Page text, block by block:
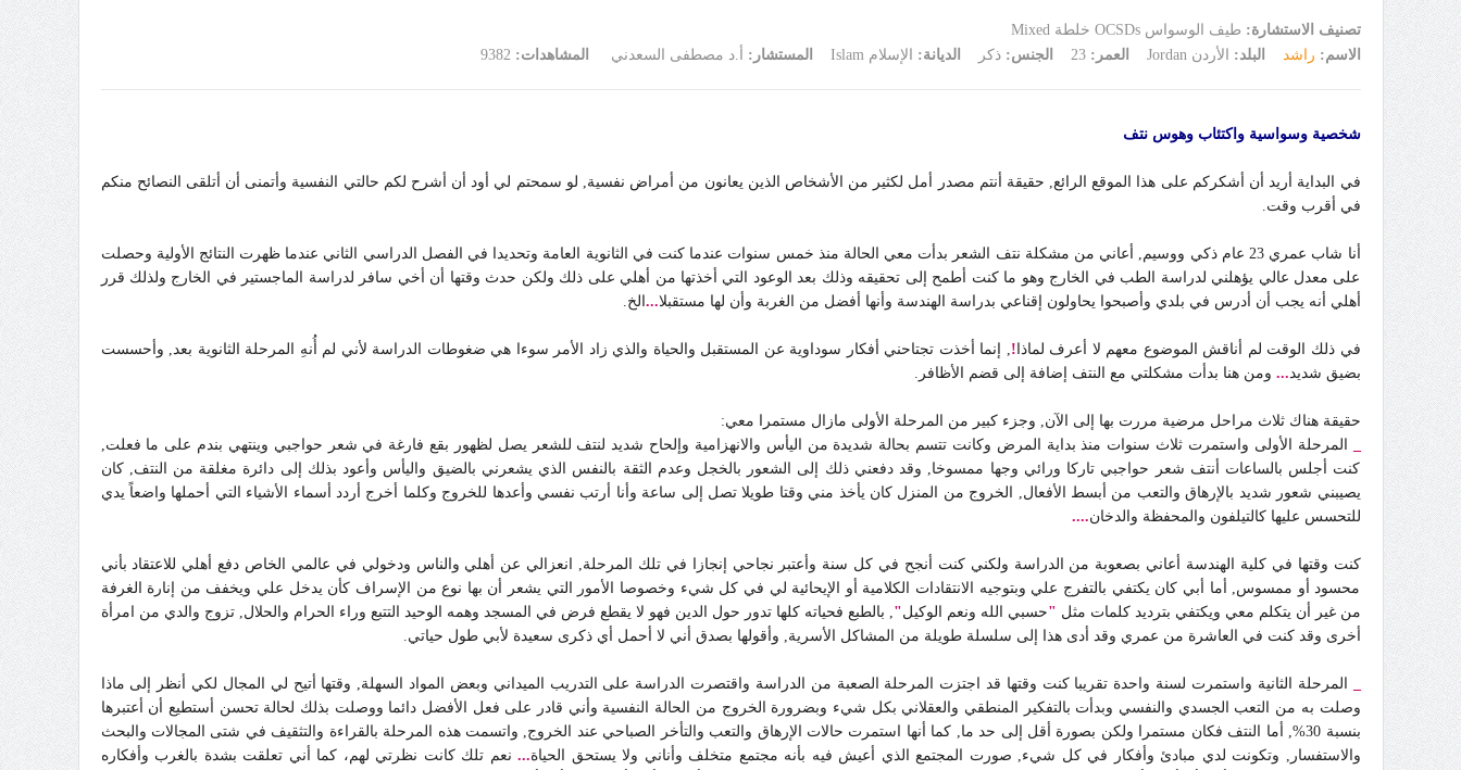
تصنيف الاستشارة: طيف الوسواس OCSDs خلطة Mixed
الاسم: راشد البلد: الأردن Jordan العمر:23 الجنس:ذكر الديانة: الإسلام Islam المستشار: أ.د مصطفى السعدني المشاهدات:9382
شخصية وسواسية واكتئاب وهوس نتف
في البداية أريد أن أشكركم على هذا الموقع الرائع, حقيقة أنتم مصدر أمل لكثير من الأشخاص الذين يعانون من أمراض نفسية, لو سمحتم لي أود أن أشرح لكم حالتي النفسية وأتمنى أن أتلقى النصائح منكم
في أقرب وقت.
أنا شاب عمري 23 عام ذكي ووسيم, أعاني من مشكلة نتف الشعر بدأت معي الحالة منذ خمس سنوات عندما كنت في الثانوية العامة وتحديدا في الفصل الدراسي الثاني عندما ظهرت النتائج الأولية وحصلت
على معدل عالي يؤهلني لدراسة الطب في الخارج وهو ما كنت أطمح إلى تحقيقه وذلك بعد الوعود التي أخذتها من أهلي على ذلك ولكن حدث وقتها أن أخي سافر لدراسة الماجستير في الخارج ولذلك قرر
أهلي أنه يجب أن أدرس في بلدي وأصبحوا يحاولون إقناعي بدراسة الهندسة وأنها أفضل من الغربة وأن لها مستقبلا... الخ.
في ذلك الوقت لم أناقش الموضوع معهم لا أعرف لماذا !, إنما أخذت تجتاحني أفكار سوداوية عن المستقبل والحياة والذي زاد الأمر سوءا هي ضغوطات الدراسة لأني لم أُنهِ المرحلة الثانوية بعد, وأحسست
بضيق شديد... ومن هنا بدأت مشكلتي مع النتف إضافة إلى قضم الأظافر.
حقيقة هناك ثلاث مراحل مرضية مررت بها إلى الآن, وجزء كبير من المرحلة الأولى مازال مستمرا معي:
المرحلة الأولى واستمرت ثلاث سنوات منذ بداية المرض وكانت تتسم بحالة شديدة من اليأس والانهزامية وإلحاح شديد لنتف للشعر يصل لظهور بقع فارغة في شعر حواجبي وينتهي بندم على ما فعلت,
كنت أجلس بالساعات أنتف شعر حواجبي تاركا ورائي وجها ممسوخا, وقد دفعني ذلك إلى الشعور بالخجل وعدم الثقة بالنفس الذي يشعرني بالضيق واليأس وأعود بذلك إلى دائرة مغلقة من النتف, كان
يصيبني شعور شديد بالإرهاق والتعب من أبسط الأفعال, الخروج من المنزل كان يأخذ مني وقتا طويلا تصل إلى ساعة وأنا أرتب نفسي وأعدها للخروج وكلما أخرج أردد أسماء الأشياء التي أحملها واضعاً يدي
للتحسس عليها كالتيلفون والمحفظة والدخان....
كنت وقتها في كلية الهندسة أعاني بصعوبة من الدراسة ولكني كنت أنجح في كل سنة وأعتبر نجاحي إنجازا في تلك المرحلة, انعزالي عن أهلي والناس ودخولي في عالمي الخاص دفع أهلي للاعتقاد بأني
محسود أو ممسوس, أما أبي كان يكتفي بالتفرج علي وبتوجيه الانتقادات الكلامية أو الإيحائية لي في كل شيء وخصوصا الأمور التي يشعر أن بها نوع من الإسراف كأن يدخل علي ويخفف من إنارة الغرفة
من غير أن يتكلم معي ويكتفي بترديد كلمات مثل "حسبي الله ونعم الوكيل", بالطبع فحياته كلها تدور حول الدين فهو لا يقطع فرض في المسجد وهمه الوحيد التتبع وراء الحرام والحلال, تزوج والدي من امرأة
أخرى وقد كنت في العاشرة من عمري وقد أدى هذا إلى سلسلة طويلة من المشاكل الأسرية, وأقولها بصدق أني لا أحمل أي ذكرى سعيدة لأبي طول حياتي.
المرحلة الثانية واستمرت لسنة واحدة تقريبا كنت وقتها قد اجتزت المرحلة الصعبة من الدراسة واقتصرت الدراسة على التدريب الميداني وبعض المواد السهلة, وقتها أتيح لي المجال لكي أنظر إلى ماذا
وصلت به من التعب الجسدي والنفسي وبدأت بالتفكير المنطقي والعقلاني بكل شيء وبضرورة الخروج من الحالة النفسية وأني قادر على فعل الأفضل دائما ووصلت بذلك لحالة تحسن أستطيع أن أعتبرها
بنسبة 30%, أما النتف فكان مستمرا ولكن بصورة أقل إلى حد ما, كما أنها استمرت حالات الإرهاق والتعب والتأخر الصباحي عند الخروج, واتسمت هذه المرحلة بالقراءة والتثقيف في شتى المجالات والبحث
والاستفسار, وتكونت لدي مبادئ وأفكار في كل شيء, صورت المجتمع الذي أعيش فيه بأنه مجتمع متخلف وأناني ولا يستحق الحياة... نعم تلك كانت نظرتي لهم، كما أني تعلقت بشدة بالغرب وأفكاره